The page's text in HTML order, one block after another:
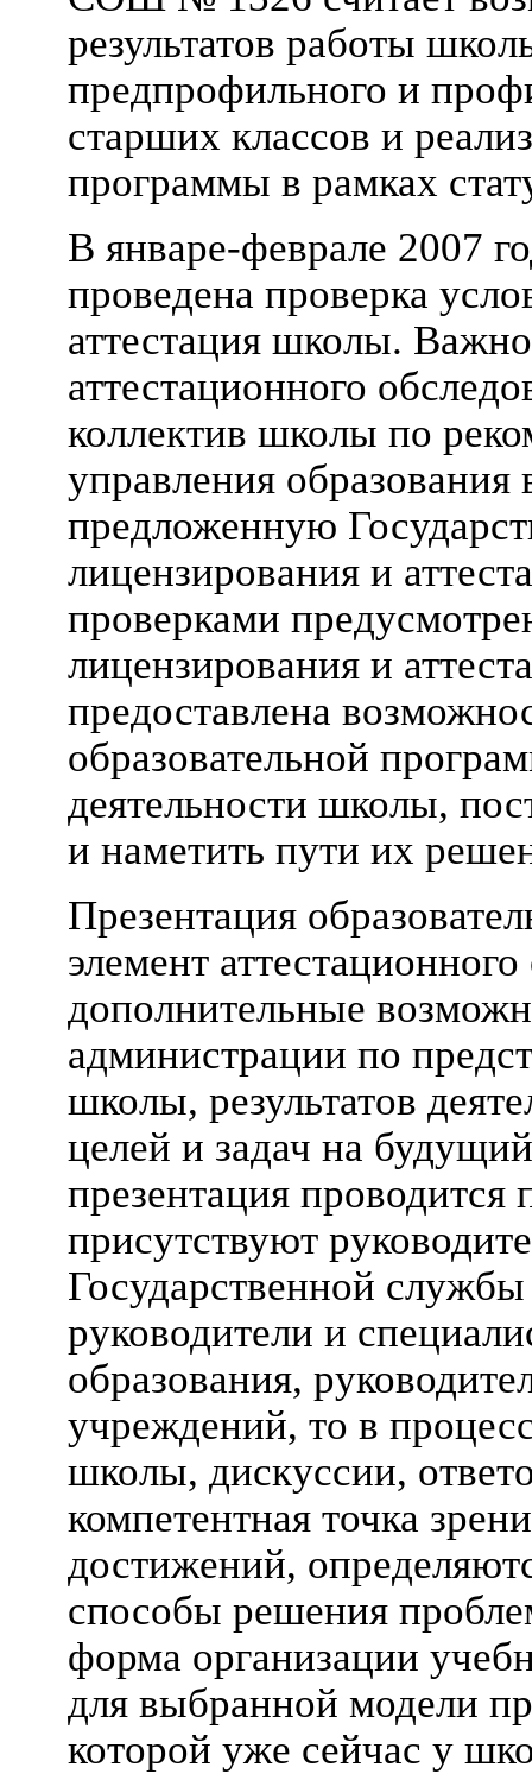
результатов работы
предпрофильного и
старших классов и
программы в рамках
В январе-феврале 2007
проведена проверка
аттестация школы.
аттестационного
коллектив школы по
управления
предложенную
лицензирования и
проверками
лицензирования и
предоставлена
образовательной
деятельности школы,
и наметить пути их
Презентация
элемент
дополнительные
администрации по
школы, результатов
целей и задач на
презентация
присутствуют
Государственной
руководители и
образования,
учреждений, то в
школы, дискуссии,
компетентная точка
достижений,
способы решения
форма организации
для выбранной модели
которой уже сейчас у